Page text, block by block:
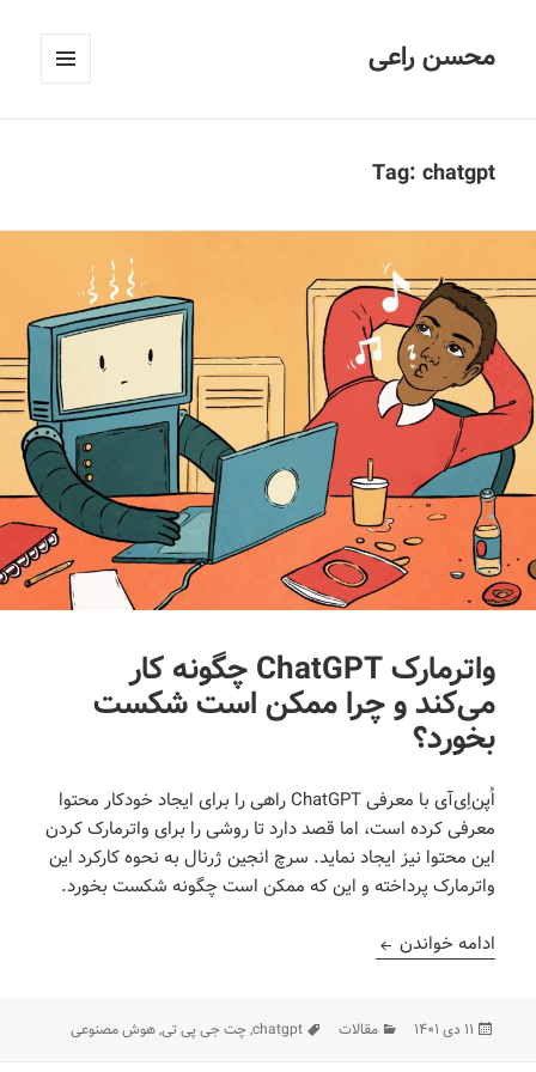
محسن راعی
Tag: chatgpt
واترمارک ChatGPT چگونه کار
می‌کند و چرا ممکن است شکست
بخورد؟
اُپن‌اِی‌آی با معرفی ChatGPT راهی را برای ایجاد خودکار محتوا
معرفی کرده است، اما قصد دارد تا روشی را برای واترمارک کردن
این محتوا نیز ایجاد نماید. سرچ انجین ژرنال به نحوه کارکرد این
واترمارک پرداخته و این که ممکن است چگونه شکست بخورد.
ادامه خواندن واترمارک ChatGPT چگونه کار می‌کند و چرا ممکن است شکست بخورد؟
ارسال
۱۱ دی ۱۴۰۱ دسته‌ها
مقالات برچسب‌ها
chatgpt
,چت جی پی تی,هوش مصنوعی